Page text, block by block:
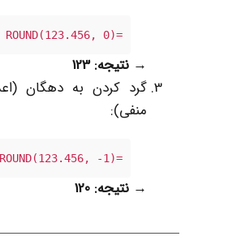
=ROUND(123.456, 0)
→ نتیجه: 123
گرد کردن به دهگان
منفی):
=ROUND(123.456, -1)
→ نتیجه: 120